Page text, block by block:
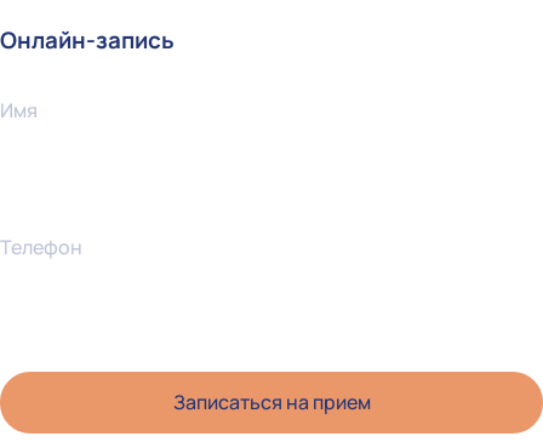
Онлайн-запись
Имя
Телефон